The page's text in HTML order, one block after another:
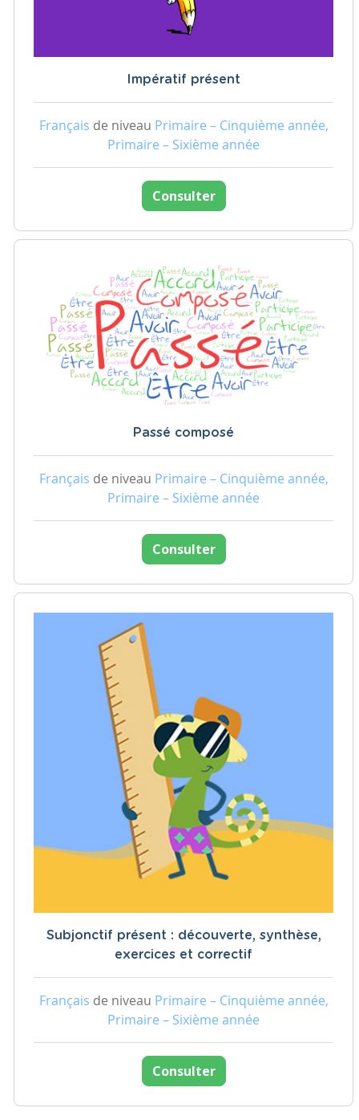
Impératif présent
Français de niveau Primaire – Cinquième année,
Primaire – Sixième année
Consulter
Passé composé
Français de niveau Primaire – Cinquième année,
Primaire – Sixième année
Consulter
Subjonctif présent : découverte, synthèse,
exercices et correctif
Français de niveau Primaire – Cinquième année,
Primaire – Sixième année
Consulter